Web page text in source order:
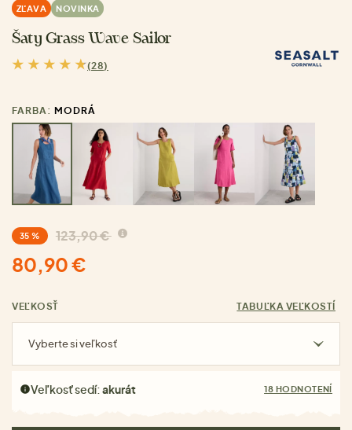
ZĽAVA NOVINKA
Šaty Grass Wave Sailor
(28)
FARBA: MODRÁ
35 % 123,90 €
80,90 €
VEĽKOSŤ TABUĽKA VEĽKOSTÍ
Vyberte si veľkosť
Veľkosť sedí:akurát 18 HODNOTENÍ